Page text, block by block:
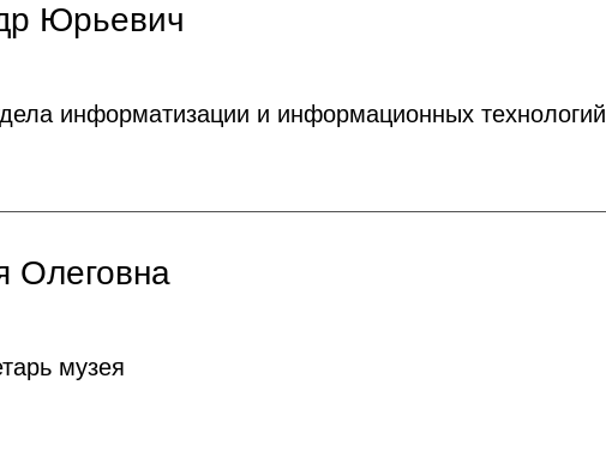
Юрьевич
информатизации и информационных технологий
Олеговна
музея